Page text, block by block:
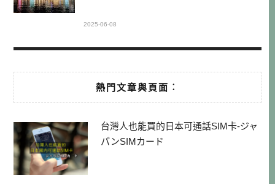
2025-06-08
熱門文章與頁面︰
台灣人也能買的日本可通話SIM卡-ジャ
パンSIMカード